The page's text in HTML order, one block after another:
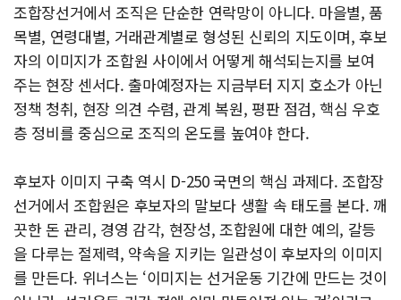
조합장선거에서 조직은 단순한 연락망이 아니다. 마을별, 품
목별, 연령대별, 거래관계별로 형성된 신뢰의 지도이며, 후보
자의 이미지가 조합원 사이에서 어떻게 해석되는지를 보여
주는 현장 센서다. 출마예정자는 지금부터 지지 호소가 아닌
정책 청취, 현장 의견 수렴, 관계 복원, 평판 점검, 핵심 우호
층 정비를 중심으로 조직의 온도를 높여야 한다.
후보자 이미지 구축 역시 D-250 국면의 핵심 과제다. 조합장
선거에서 조합원은 후보자의 말보다 생활 속 태도를 본다. 깨
끗한 돈 관리, 경영 감각, 현장성, 조합원에 대한 예의, 갈등
을 다루는 절제력, 약속을 지키는 일관성이 후보자의 이미지
를 만든다. 위너스는 ‘이미지는 선거운동 기간에 만드는 것이